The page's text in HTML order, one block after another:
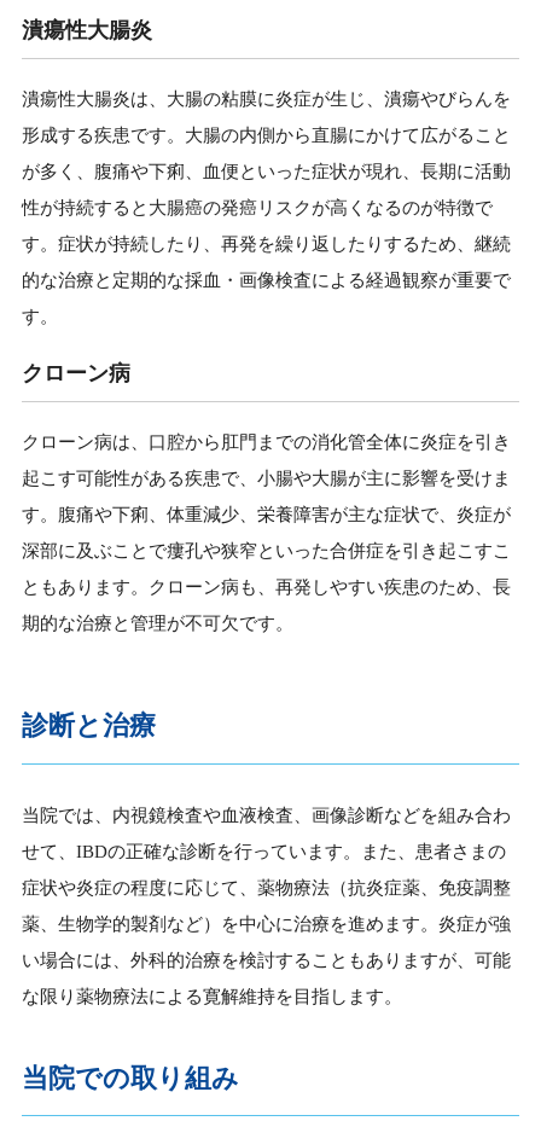
潰瘍性大腸炎
潰瘍性大腸炎は、大腸の粘膜に炎症が生じ、潰瘍やびらんを
形成する疾患です。大腸の内側から直腸にかけて広がること
が多く、腹痛や下痢、血便といった症状が現れ、長期に活動
性が持続すると大腸癌の発癌リスクが高くなるのが特徴で
す。症状が持続したり、再発を繰り返したりするため、継続
的な治療と定期的な採血・画像検査による経過観察が重要で
す。
クローン病
クローン病は、口腔から肛門までの消化管全体に炎症を引き
起こす可能性がある疾患で、小腸や大腸が主に影響を受けま
す。腹痛や下痢、体重減少、栄養障害が主な症状で、炎症が
深部に及ぶことで瘻孔や狭窄といった合併症を引き起こすこ
ともあります。クローン病も、再発しやすい疾患のため、長
期的な治療と管理が不可欠です。
診断と治療
当院では、内視鏡検査や血液検査、画像診断などを組み合わ
せて、IBDの正確な診断を行っています。また、患者さまの
症状や炎症の程度に応じて、薬物療法（抗炎症薬、免疫調整
薬、生物学的製剤など）を中心に治療を進めます。炎症が強
い場合には、外科的治療を検討することもありますが、可能
な限り薬物療法による寛解維持を目指します。
当院での取り組み